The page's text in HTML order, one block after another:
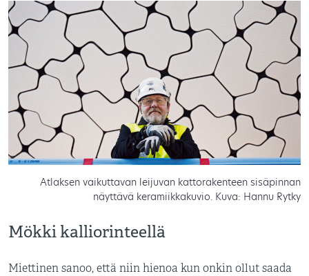
Atlaksen vaikuttavan leijuvan kattorakenteen sisäpinnan
näyttävä keramiikkakuvio. Kuva: Hannu Rytky
Mökki kalliorinteellä
Miettinen sanoo, että niin hienoa kun onkin ollut saada